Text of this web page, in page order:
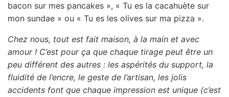
bacon sur mes pancakes », « Tu es la cacahuète sur
mon sundae » ou « Tu es les olives sur ma pizza ».
Chez nous, tout est fait maison, à la main et avec
amour ! C’est pour ça que chaque tirage peut être un
peu différent des autres : les aspérités du support, la
fluidité de l’encre, le geste de l’artisan, les jolis
accidents font que chaque impression est unique (c’est